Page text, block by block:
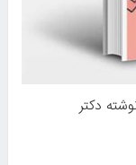
نوشته دکتر